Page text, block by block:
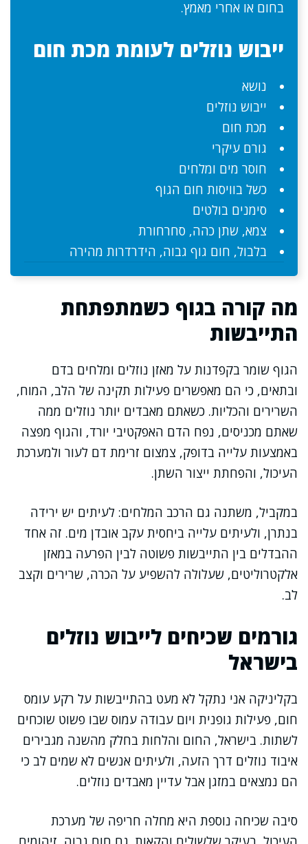
בחום או אחרי מאמץ.
ייבוש נוזלים לעומת מכת חום
נושא
ייבוש נוזלים
מכת חום
גורם עיקרי
חוסר מים ומלחים
כשל בוויסות חום הגוף
סימנים בולטים
צמא, שתן כהה, סחרחורת
בלבול, חום גוף גבוה, הידרדרות מהירה
מה קורה בגוף כשמתפתחת
התייבשות
הגוף שומר בקפדנות על מאזן נוזלים ומלחים בדם
ובתאים, כי הם מאפשרים פעילות תקינה של הלב, המוח,
השרירים והכליות. כשאתם מאבדים יותר נוזלים ממה
שאתם מכניסים, נפח הדם האפקטיבי יורד, והגוף מפצה
באמצעות עלייה בדופק, צמצום זרימת דם לעור ולמערכת
העיכול, והפחתת ייצור השתן.
במקביל, משתנה גם הרכב המלחים: לעיתים יש ירידה
בנתרן, ולעיתים עלייה ביחסית עקב אובדן מים. זה אחד
ההבדלים בין התייבשות פשוטה לבין הפרעה במאזן
אלקטרוליטים, שעלולה להשפיע על הכרה, שרירים וקצב
לב.
גורמים שכיחים לייבוש נוזלים
בישראל
בקליניקה אני נתקל לא מעט בהתייבשות על רקע עומס
חום, פעילות גופנית ויום עבודה עמוס שבו פשוט שוכחים
לשתות. בישראל, החום והלחות בחלק מהשנה מגבירים
איבוד נוזלים דרך הזעה, ולעיתים אנשים לא שמים לב כי
הם נמצאים במזגן אבל עדיין מאבדים נוזלים.
סיבה שכיחה נוספת היא מחלה חריפה של מערכת